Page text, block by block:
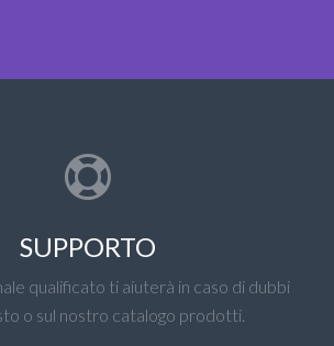
SUPPORTO
qualificato ti aiuterà in caso di dubbi
o sul nostro catalogo prodotti.